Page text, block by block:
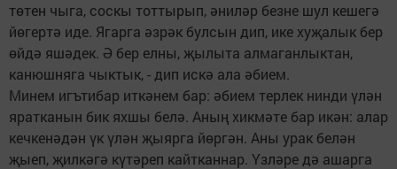
төтен чыга, соскы тоттырып, әниләр безне шул кешегә
йөгертә иде. Ягарга әзрәк булсын дип, ике хуҗалык бер
өйдә яшәдек. Ә бер елны, җылыта алмаганлыктан,
канюшняга чыктык, - дип искә ала әбием.
Минем игътибар иткәнем бар: әбием терлек нинди үлән
яратканын бик яхшы белә. Аның хикмәте бар икән: алар
кечкенәдән үк үлән җыярга йөргән. Аны урак белән
җыеп, җилкәгә күтәреп кайтканнар. Үзләре дә ашарга